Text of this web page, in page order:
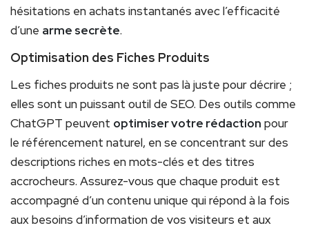
hésitations en achats instantanés avec l’efficacité
d’une arme secrète.
Optimisation des Fiches Produits
Les fiches produits ne sont pas là juste pour décrire ;
elles sont un puissant outil de SEO. Des outils comme
ChatGPT peuvent optimiser votre rédaction pour
le référencement naturel, en se concentrant sur des
descriptions riches en mots-clés et des titres
accrocheurs. Assurez-vous que chaque produit est
accompagné d’un contenu unique qui répond à la fois
aux besoins d’information de vos visiteurs et aux